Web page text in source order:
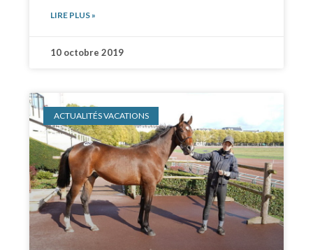
LIRE PLUS »
10 octobre 2019
ACTUALITÉS VACATIONS